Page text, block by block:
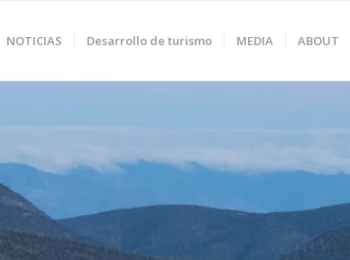
NOTICIAS Desarrollo de turismo MEDIA ABOUT